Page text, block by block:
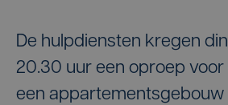
De hulpdiensten kregen
20.30 uur een oproep voor
een appartementsgebouw